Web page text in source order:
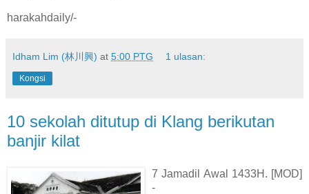
harakahdaily/-
Idham Lim (林川興) at 5:00 PTG 1 ulasan:
Kongsi
10 sekolah ditutup di Klang berikutan
banjir kilat
7 Jamadil Awal 1433H. [MOD]
-